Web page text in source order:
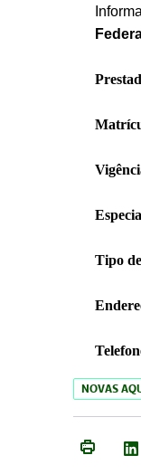
Tipo
NOVAS